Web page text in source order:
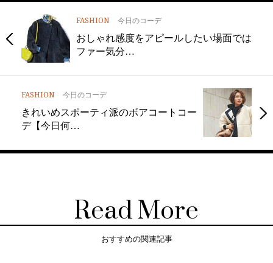
FASHION 今日のコーデ
おしゃれ感度をアピールしたい場面では
ファー気分…
FASHION 今日のコーデ
きれいめスポーティ派のボアコートコー
デ【今日何…
Read More
おすすめの関連記事